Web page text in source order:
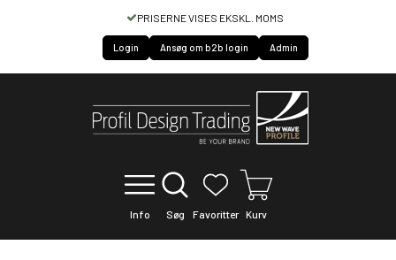
Login Ansøg om b2b login Admin
Info Søg Favoritter Kurv